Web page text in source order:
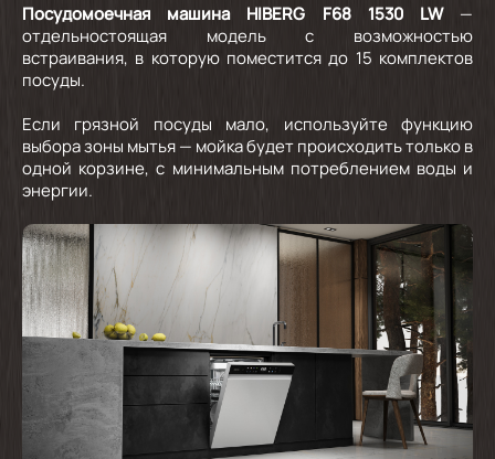
Посудомоечная машина HIBERG F68 1530 LW—
отдельностоящая модель с возможностью
встраивания, в которую поместится до 15 комплектов
посуды.
Если грязной посуды мало, используйте функцию
выбора зоны мытья — мойка будет происходить только в
одной корзине, с минимальным потреблением воды и
энергии.